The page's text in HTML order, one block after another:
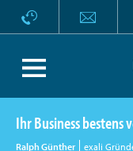
Ihr Business bestens
Ralph Günther exali